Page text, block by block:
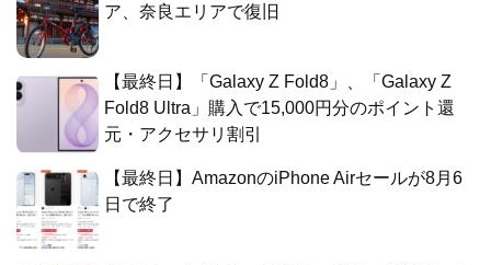
ア、奈良エリアで復旧
【最終日】「Galaxy Z Fold8」、「Galaxy Z
Fold8 Ultra」購入で15,000円分のポイント還
元・アクセサリ割引
【最終日】AmazonのiPhone Airセールが8月6
日で終了